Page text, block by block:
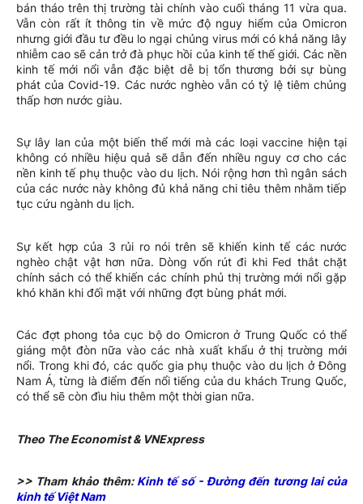
bán tháo trên thị trường tài chính vào cuối tháng 11 vừa qua.
Vẫn còn rất ít thông tin về mức độ nguy hiểm của Omicron
nhưng giới đầu tư đều lo ngại chủng virus mới có khả năng lây
nhiễm cao sẽ cản trở đà phục hồi của kinh tế thế giới. Các nền
kinh tế mới nổi vẫn đặc biệt dễ bị tổn thương bởi sự bùng
phát của Covid-19. Các nước nghèo vẫn có tỷ lệ tiêm chủng
thấp hơn nước giàu.
Sự lây lan của một biến thể mới mà các loại vaccine hiện tại
không có nhiều hiệu quả sẽ dẫn đến nhiều nguy cơ cho các
nền kinh tế phụ thuộc vào du lịch. Nói rộng hơn thì ngân sách
của các nước này không đủ khả năng chi tiêu thêm nhằm tiếp
tục cứu ngành du lịch.
Sự kết hợp của 3 rủi ro nói trên sẽ khiến kinh tế các nước
nghèo chật vật hơn nữa. Dòng vốn rút đi khi Fed thắt chặt
chính sách có thể khiến các chính phủ thị trường mới nổi gặp
khó khăn khi đối mặt với những đợt bùng phát mới.
Các đợt phong tỏa cục bộ do Omicron ở Trung Quốc có thể
giáng một đòn nữa vào các nhà xuất khẩu ở thị trường mới
nổi. Trong khi đó, các quốc gia phụ thuộc vào du lịch ở Đông
Nam Á, từng là điểm đến nổi tiếng của du khách Trung Quốc,
có thể sẽ còn đìu hiu thêm một thời gian nữa.
Theo The Economist & VNExpress
>> Tham khảo thêm: Kinh tế số - Đường đến tương lai của
kinh tế Việt Nam